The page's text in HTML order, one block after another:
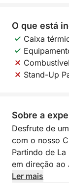
O que está
Caixa
Combustível
Stand-Up
Sobre a
Desfrute de
com o nosso
Partindo de La
em direção ao
chegar à área
Ler mais